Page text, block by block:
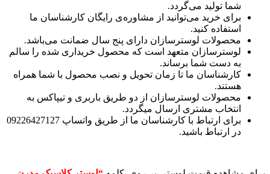
شما تولید می‌گردد.
برای خرید می‌توانید از مشاوره‌ی رایگان کارشناسان ما
استفاده کنید.
محصولات لوسترسازان دارای پنج سال ضمانت می‌باشد.
لوسترسازان متعهد است که محصول خریداری شده را سالم
به دست شما برساند.
کارشناسان ما تا زمان تحویل و نصب محصول با شما همراه
هستند.
محصولات لوسترسازان از دو طریق باربری و تیپاکس به
انتخاب مشتری ارسال میگردد.
برای ارتباط با کارشناسان ما از طریق واتساپ 09226427127
در ارتباط باشید.